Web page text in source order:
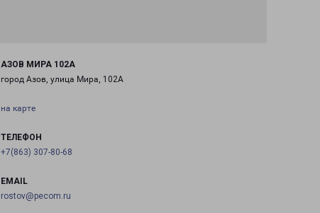
АЗОВ МИРА 102А
город Азов, улица Мира, 102А
на карте
ТЕЛЕФОН
+7(863) 307-80-68
EMAIL
rostov@pecom.ru